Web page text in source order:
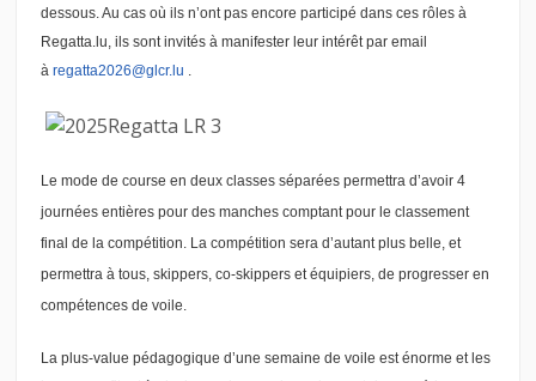
dessous. Au cas où ils n’ont pas encore participé dans ces rôles à
Regatta.lu, ils sont invités à manifester leur intérêt par email
à regatta2026@glcr.lu .
Le mode de course en deux classes séparées permettra d’avoir 4
journées entières pour des manches comptant pour le classement
final de la compétition. La compétition sera d’autant plus belle, et
permettra à tous, skippers, co-skippers et équipiers, de progresser en
compétences de voile.
La plus-value pédagogique d’une semaine de voile est énorme et les